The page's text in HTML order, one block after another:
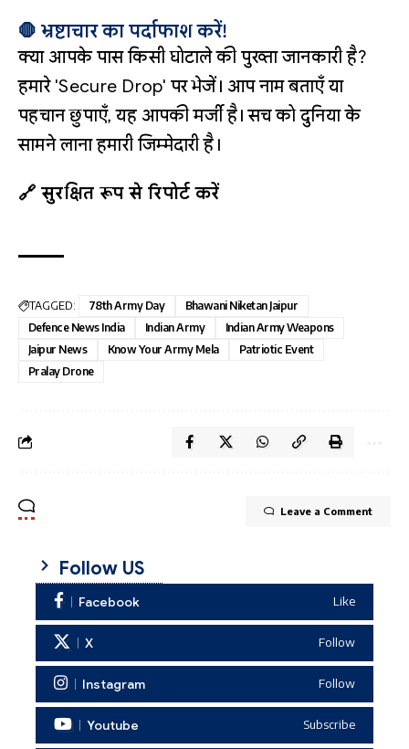
🛑 भ्रष्टाचार का पर्दाफाश करें!
क्या आपके पास किसी घोटाले की पुख्ता जानकारी है?
हमारे 'Secure Drop' पर भेजें। आप नाम बताएँ या
पहचान छुपाएँ, यह आपकी मर्जी है। सच को दुनिया के
सामने लाना हमारी जिम्मेदारी है।
🔗 सुरक्षित रूप से रिपोर्ट करें
TAGGED: 78th Army Day
Bhawani Niketan Jaipur
Defence News India
Indian Army
Indian Army Weapons
Jaipur News
Know Your Army Mela
Patriotic Event
Pralay Drone
Leave a Comment
Follow US
Facebook Like
X Follow
Instagram Follow
Youtube Subscribe